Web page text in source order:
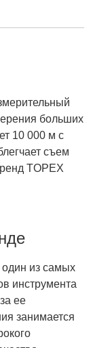
больших
10 000 м с
съем
TOPEX
один из самых
инструмента
ее
занимается